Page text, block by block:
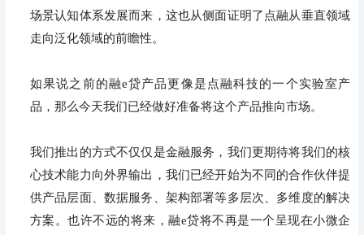
场景认知体系发展而来，这也从侧面证明了点融从垂直领域
走向泛化领域的前瞻性。
如果说之前的融e贷产品更像是点融科技的一个实验室产
品，那么今天我们已经做好准备将这个产品推向市场。
我们推出的方式不仅仅是金融服务，我们更期待将我们的核
心技术能力向外界输出，我们已经开始为不同的合作伙伴提
供产品层面、数据服务、架构部署等多层次、多维度的解决
方案。也许不远的将来，融e贷将不再是一个呈现在小微企